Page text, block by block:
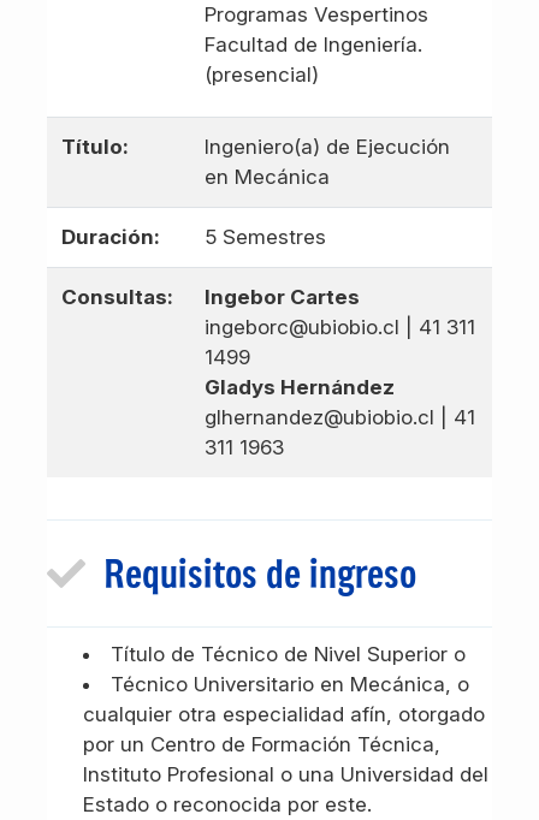
Programas Vespertinos
Facultad de Ingeniería.
(presencial)
Título:
Ingeniero(a) de Ejecución
en Mecánica
Duración: 5 Semestres
Consultas:
Ingebor Cartes
ingeborc@ubiobio.cl | 41 311
1499
Gladys Hernández
glhernandez@ubiobio.cl | 41
311 1963
Requisitos de ingreso
Título de Técnico de Nivel Superior o
Técnico Universitario en Mecánica, o
cualquier otra especialidad afín, otorgado
por un Centro de Formación Técnica,
Instituto Profesional o una Universidad del
Estado o reconocida por este.